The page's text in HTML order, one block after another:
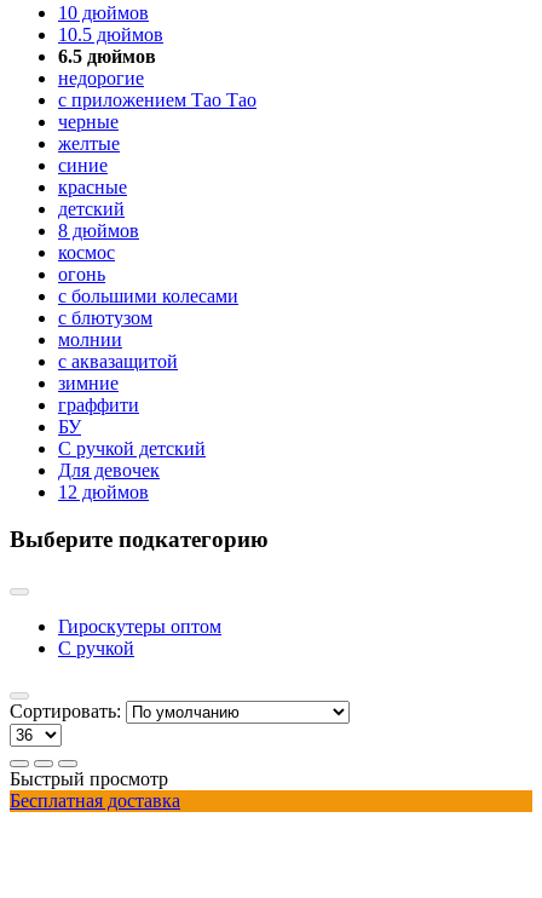
10 дюймов
10.5 дюймов
6.5 дюймов
недорогие
с приложением Тао Тао
черные
желтые
синие
красные
детский
8 дюймов
космос
огонь
с большими колесами
с блютузом
молнии
с аквазащитой
зимние
граффити
БУ
С ручкой детский
Для девочек
12 дюймов
Выберите подкатегорию
Гироскутеры оптом
С ручкой
Сортировать:
Быстрый просмотр
Бесплатная доставка